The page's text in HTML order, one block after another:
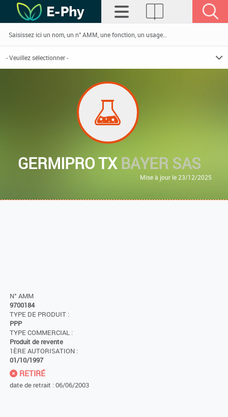
GERMIPRO TXBAYER SAS
Mise à jour le 23/12/2025
N° AMM
9700184
TYPE DE PRODUIT :
PPP
TYPE COMMERCIAL :
Produit de revente
1ÈRE AUTORISATION :
01/10/1997
RETIRÉ
date de retrait : 06/06/2003